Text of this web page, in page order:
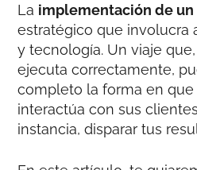
La implementación de un
estratégico que involucra
y tecnología. Un viaje
ejecuta correctamente,
completo la forma en que
interactúa con sus
instancia, disparar tus